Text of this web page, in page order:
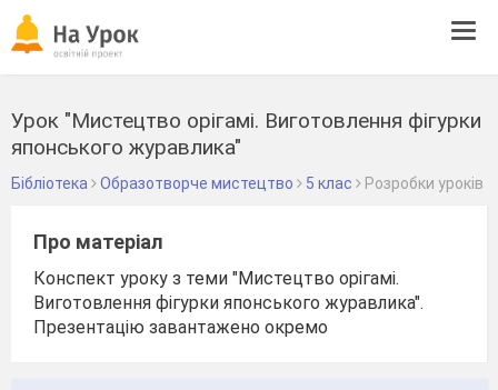
Урок "Мистецтво орігамі. Виготовлення фігурки
японського журавлика"
Бібліотека Образотворче мистецтво 5 клас Розробки уроків
Про матеріал
Конспект уроку з теми "Мистецтво орігамі.
Виготовлення фігурки японського журавлика".
Презентацію завантажено окремо